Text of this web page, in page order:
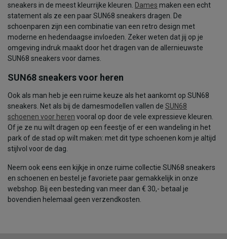
sneakers in de meest kleurrijke kleuren. Dames maken een echt
statement als ze een paar SUN68 sneakers dragen. De
schoenparen zijn een combinatie van een retro design met
moderne en hedendaagse invloeden. Zeker weten dat jij op je
omgeving indruk maakt door het dragen van de allernieuwste
SUN68 sneakers voor dames.
SUN68 sneakers voor heren
Ook als man heb je een ruime keuze als het aankomt op SUN68
sneakers. Net als bij de damesmodellen vallen de SUN68
schoenen voor heren vooral op door de vele expressieve kleuren.
Of je ze nu wilt dragen op een feestje of er een wandeling in het
park of de stad op wilt maken: met dit type schoenen kom je altijd
stijlvol voor de dag.
Neem ook eens een kijkje in onze ruime collectie SUN68 sneakers
en schoenen en bestel je favoriete paar gemakkelijk in onze
webshop. Bij een besteding van meer dan € 30,- betaal je
bovendien helemaal geen verzendkosten.